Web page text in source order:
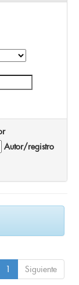
Autor/registro
1 Siguiente